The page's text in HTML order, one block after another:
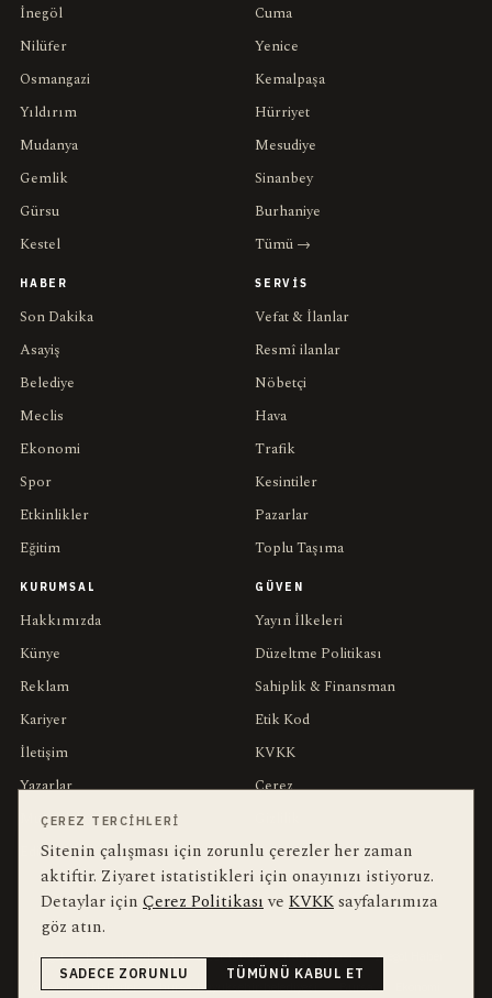
İnegöl
Nilüfer
Osmangazi
Yıldırım
Mudanya
Gemlik
Gürsu
Kestel
Cuma
Yenice
Kemalpaşa
Hürriyet
Mesudiye
Sinanbey
Burhaniye
Tümü →
HABER
Son Dakika
Asayiş
Belediye
Meclis
Ekonomi
Spor
Etkinlikler
Eğitim
SERVIS
Vefat & İlanlar
Resmî ilanlar
Nöbetçi
Hava
Trafik
Kesintiler
Pazarlar
Toplu Taşıma
KURUMSAL
Hakkımızda
Künye
Reklam
Kariyer
İletişim
Yazarlar
Muhabirler
Editörler
GÜVEN
Yayın İlkeleri
Düzeltme Politikası
Sahiplik & Finansman
Etik Kod
KVKK
Çerez
Kullanım Şartları
YEREL ARANANLAR
İnegöl inegol-belediyesi alper-taban trafik-kazasi
İnegöl Haber
Güncel
Haberler bursa-buyuksehir-belediyesi
ÇEREZ TERCIHLERI
Sitenin çalışması için zorunlu çerezler her zaman
aktiftir. Ziyaret istatistikleri için onayınızı istiyoruz.
Detaylar için Çerez Politikasıve KVKKsayfalarımıza
göz atın.
SADECE ZORUNLU
TÜMÜNÜ KABUL ET